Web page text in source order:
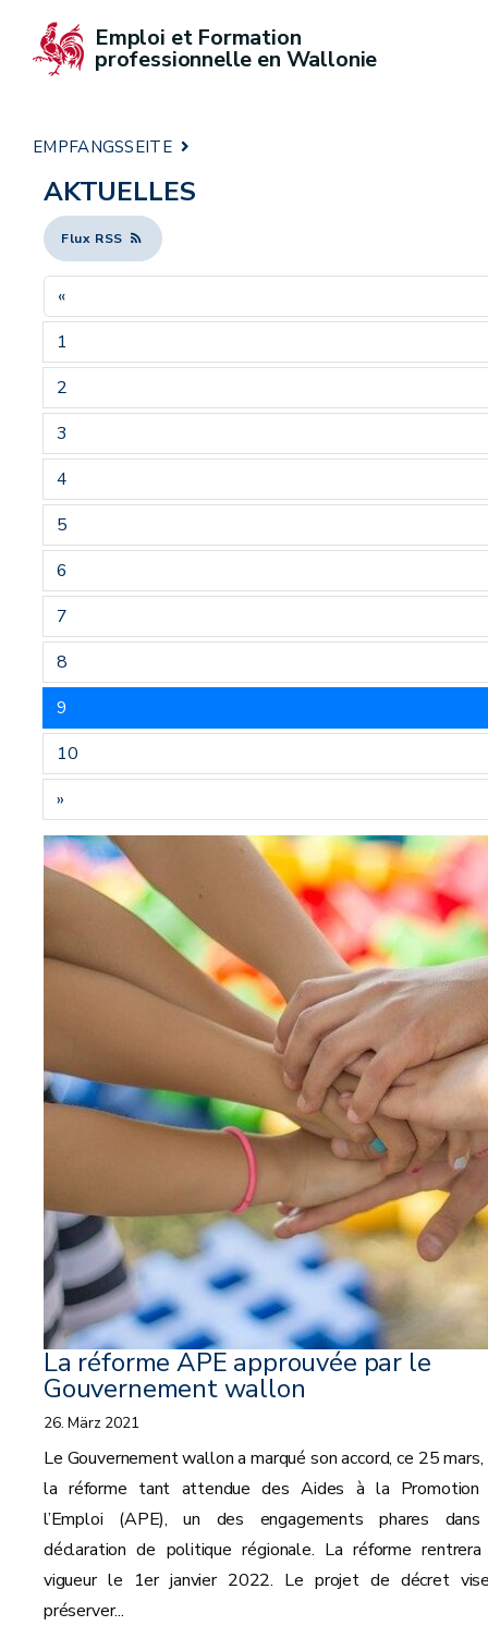
Emploi et Formation
professionnelle en Wallonie
EMPFANGSSEITE
AKTUELLES
Flux RSS
«
1
2
3
4
5
6
7
8
9
10
»
La réforme APE approuvée par le
Gouvernement wallon
26. März 2021
Le Gouvernement wallon a marqué son accord, ce 25 mars,
la réforme tant attendue des Aides à la Promotion
l’Emploi (APE), un des engagements phares
déclaration de politique régionale. La réforme
vigueur le 1er janvier 2022. Le projet de décret
préserver...